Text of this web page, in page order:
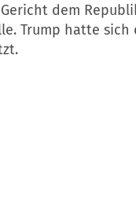
Gericht dem
. Trump hatte sich